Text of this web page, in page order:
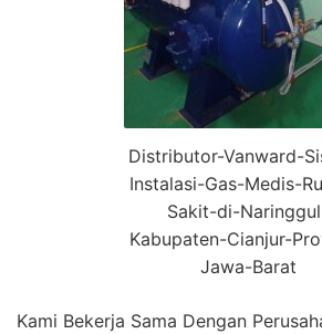
Distributor-Vanward-
Instalasi-Gas-Medis-
Sakit-di-
Kabupaten-Cianjur-
Jawa-Barat
Kami Bekerja Sama Dengan